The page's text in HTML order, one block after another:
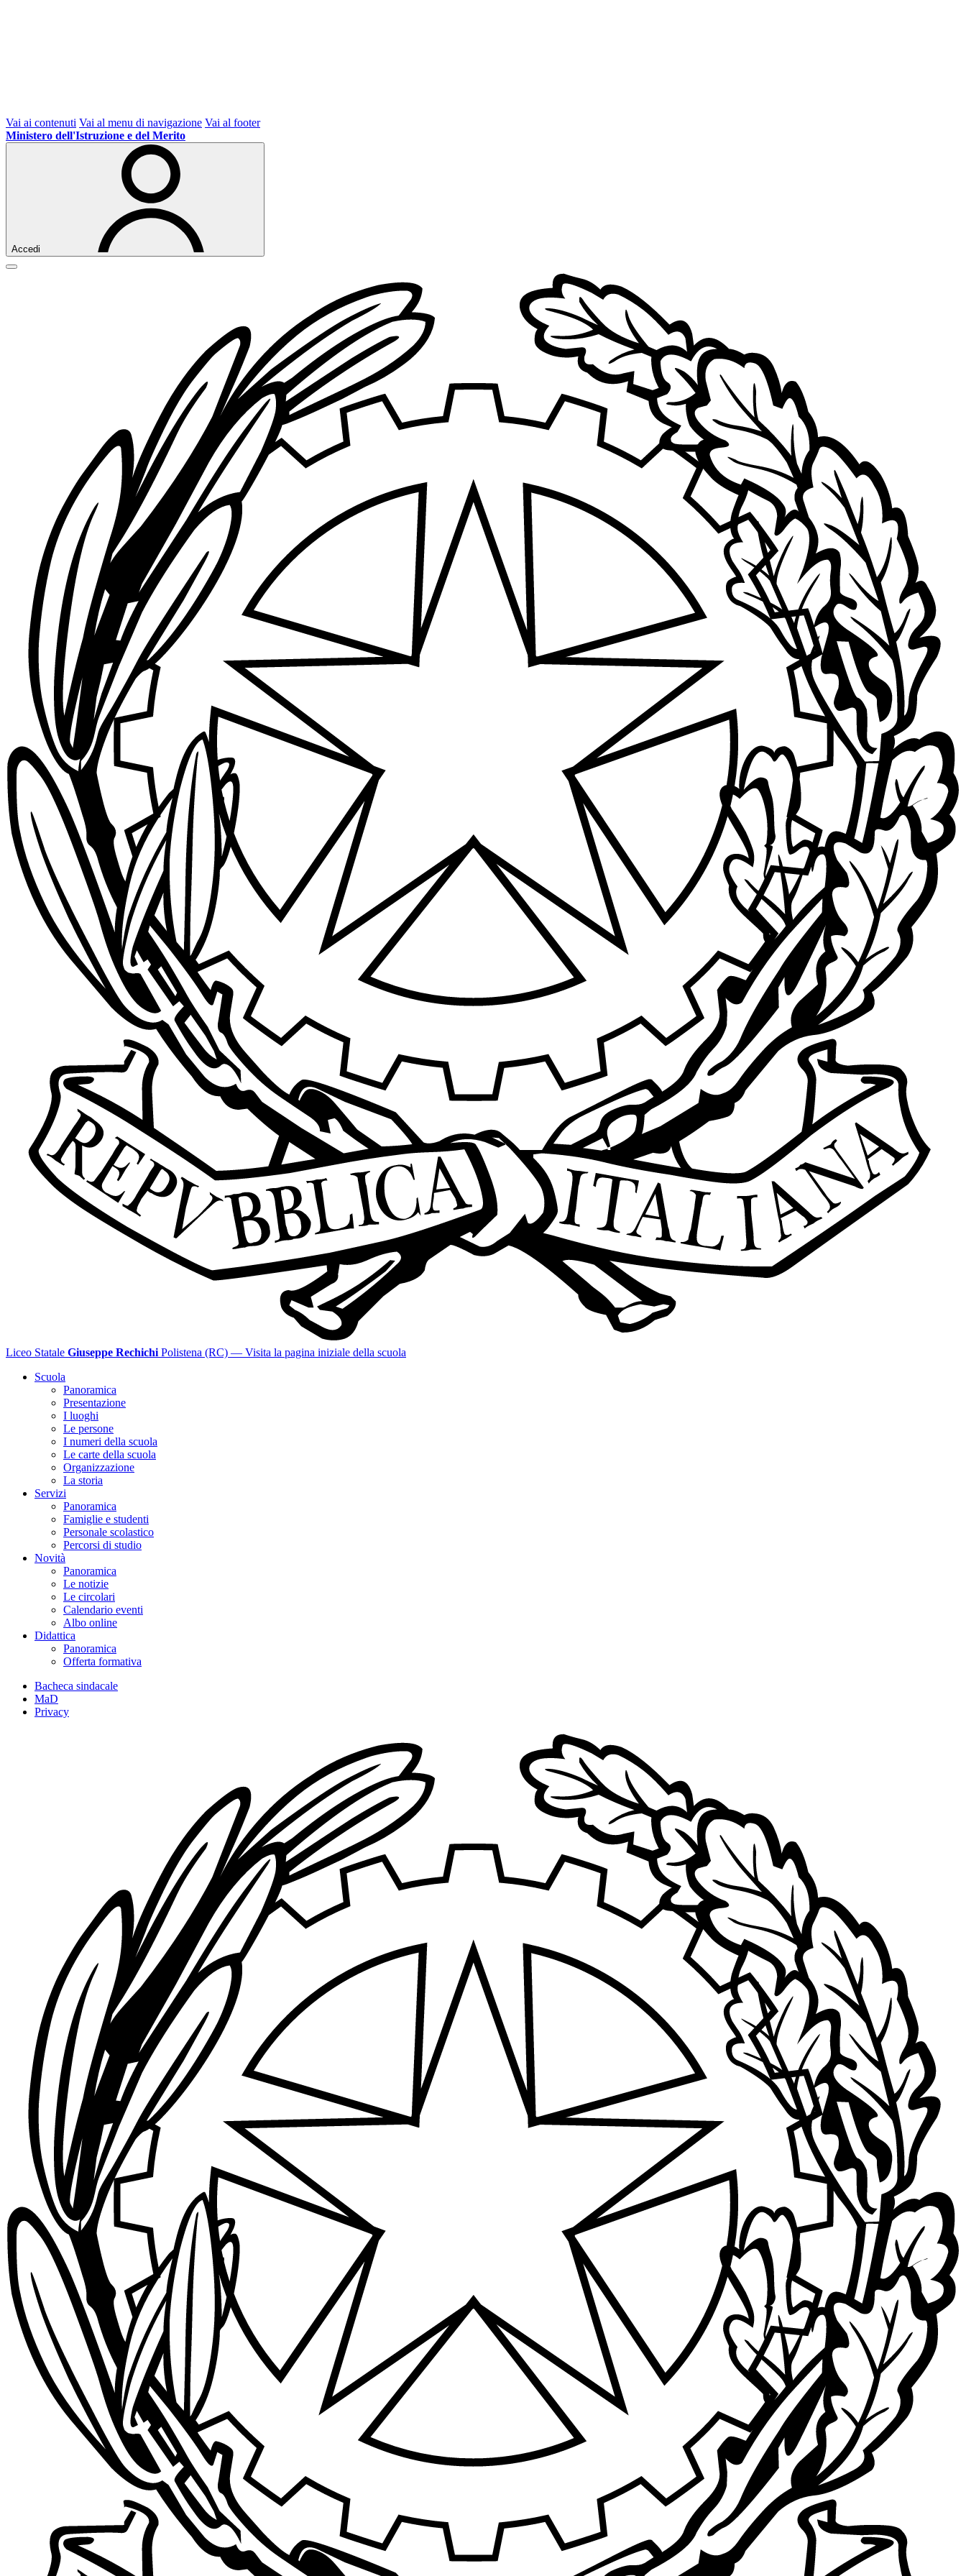
Vai ai contenuti Vai al menu di navigazione Vai al footer
Ministero dell'Istruzione e del Merito
Accedi
Liceo Statale Giuseppe Rechichi Polistena (RC) — Visita la pagina iniziale della scuola
Scuola
Panoramica
Presentazione
I luoghi
Le persone
I numeri della scuola
Le carte della scuola
Organizzazione
La storia
Servizi
Panoramica
Famiglie e studenti
Personale scolastico
Percorsi di studio
Novità
Panoramica
Le notizie
Le circolari
Calendario eventi
Albo online
Didattica
Panoramica
Offerta formativa
Bacheca sindacale
MaD
Privacy